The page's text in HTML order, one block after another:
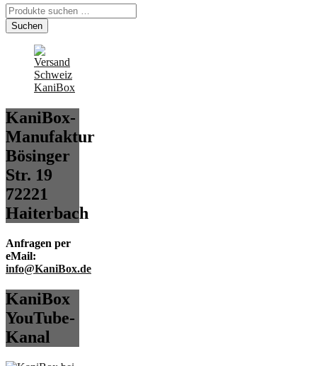
Suchen
nach:
Suchen
KaniBox-
Manufaktur
Bösinger
Str. 19
72221
Haiterbach
Anfragen per
eMail:
info@KaniBox.de
KaniBox
YouTube-
Kanal